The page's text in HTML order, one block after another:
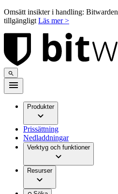
Omsätt insikter i handling:
tillgängligt Läs mer >
Produkter
Prissättning
Nedladdningar
Verktyg och funktioner
Resurser